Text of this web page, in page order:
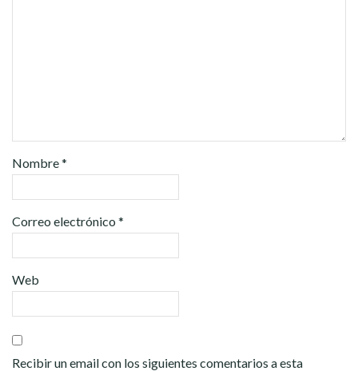
Nombre*
Correo electrónico *
Web
Recibir un email con los siguientes comentarios a esta